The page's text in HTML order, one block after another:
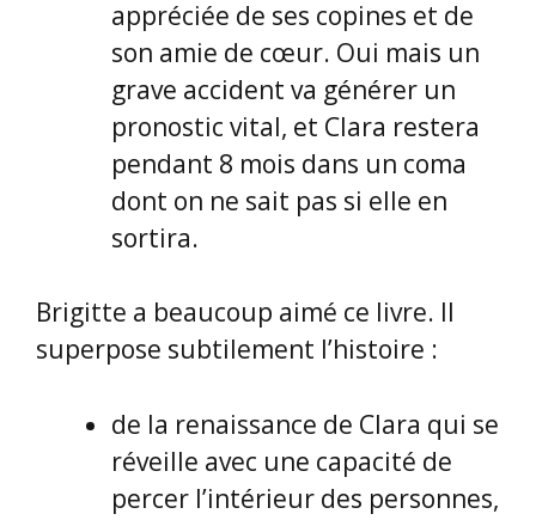
superpose subtilement l’histoire :
de la renaissance de Clara qui se
réveille avec une capacité de
percer l’intérieur des personnes,
de percevoir malgré elle leur
avenir,
écrivain raté qui anime un
atelier d’écriture.
Conclusion de Brigitte:
=> Tentons de percer le mystère de ce